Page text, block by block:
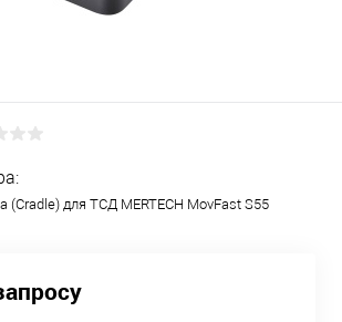
(Cradle) для ТСД MERTECH MovFast S55